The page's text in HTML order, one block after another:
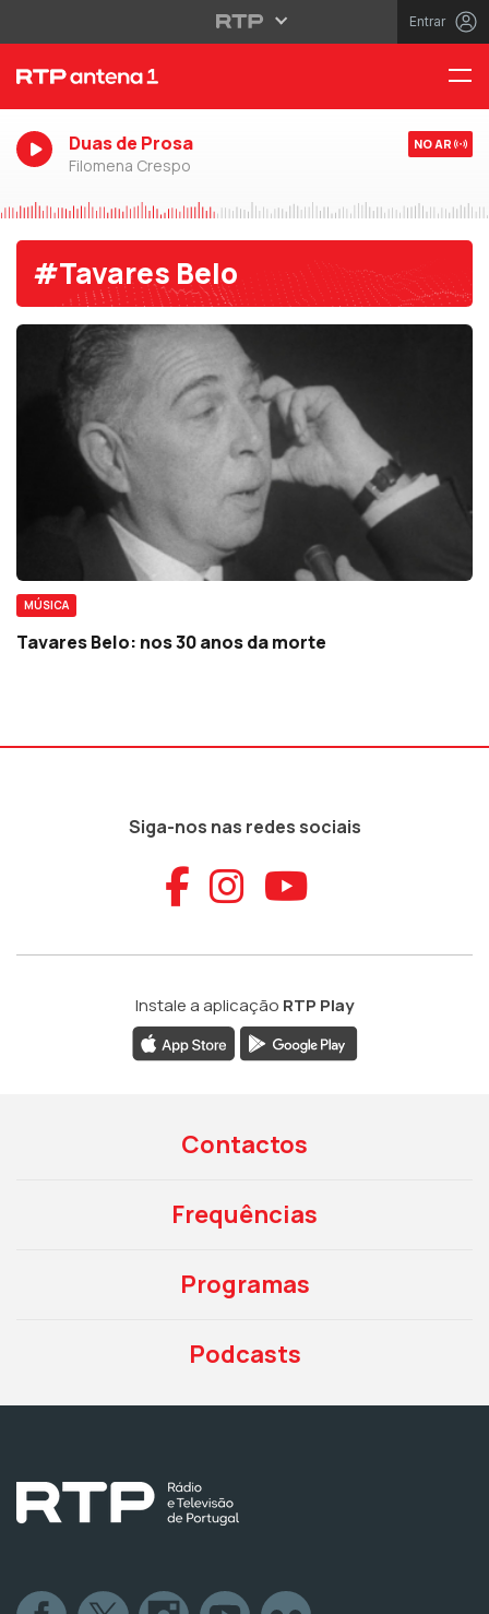
Entrar
Duas de Prosa
Filomena Crespo
NO AR
#Tavares Belo
MÚSICA
Tavares Belo: nos 30 anos da morte
Siga-nos nas redes sociais
Aceder ao
Aceder ao
Aceder
Instale a aplicação RTP Play
Contactos
Frequências
Programas
Podcasts